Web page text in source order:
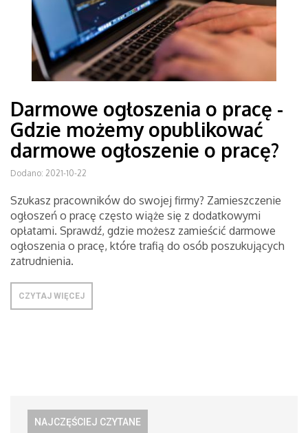
Darmowe ogłoszenia o pracę -
Gdzie możemy opublikować
darmowe ogłoszenie o pracę?
Dodano: 2021-10-22
Szukasz pracowników do swojej firmy? Zamieszczenie
ogłoszeń o pracę często wiąże się z dodatkowymi
opłatami. Sprawdź, gdzie możesz zamieścić darmowe
ogłoszenia o pracę, które trafią do osób poszukujących
zatrudnienia.
CZYTAJ WIĘCEJ
NAJCZĘŚCIEJ CZYTANE